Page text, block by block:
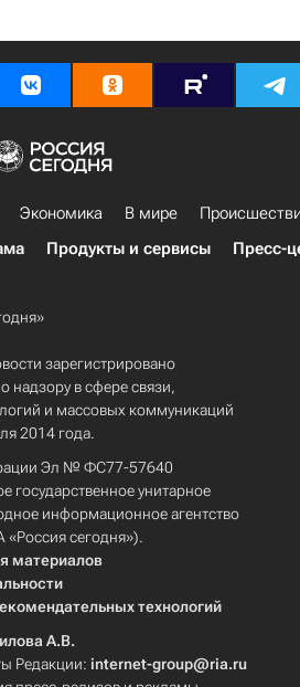
Экономика В мире
Продукты и сервисы Пресс-
зарегистрировано
надзору в сфере связи,
и массовых коммуникаций
2014 года.
Эл № ФС77-57640
государственное унитарное
информационное агентство
сегодня»).
материалов
технологий
А.В.
Редакции: internet-group@ria.ru